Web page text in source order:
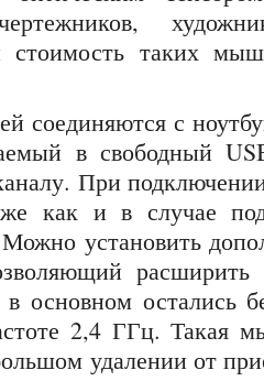
стоимость таких
соединяются с
в свободный
При
как и в случае
установить
основном остались
2,4 ГГц. Такая
удалении от